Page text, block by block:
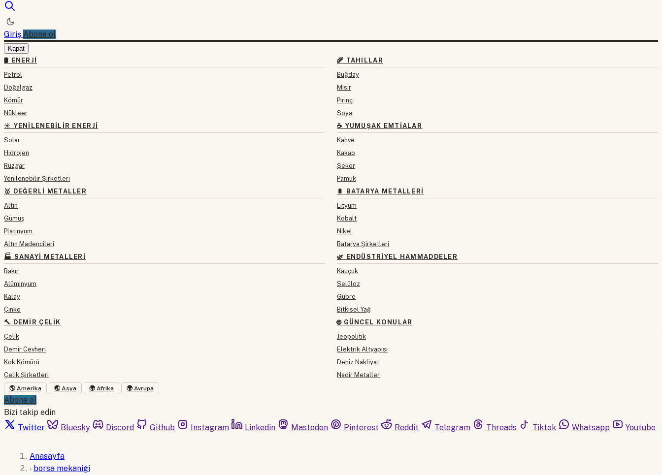
Giriş Abone ol
Kapat
🛢 ENERJI
Petrol
Doğalgaz
Kömür
Nükleer
☀️ YENILENEBILIR ENERJI
Solar
Hidrojen
Rüzgar
Yenilenebilir Şirketleri
🥇 DEĞERLI METALLER
Altın
Gümüş
Platinyum
Altın Madencileri
🏭 SANAYI METALLERI
Bakır
Alüminyum
Kalay
Çinko
🔨 DEMIR ÇELIK
Çelik
Demir Cevheri
Kok Kömürü
Çelik Şirketleri
🌾 TAHILLAR
Buğday
Mısır
Pirinç
Soya
☕ YUMUŞAK EMTIALAR
Kahve
Kakao
Şeker
Pamuk
🔋 BATARYA METALLERI
Lityum
Kobalt
Nikel
Batarya Şirketleri
🌿 ENDÜSTRIYEL HAMMADDELER
Kauçuk
Selüloz
Gübre
Bitkisel Yağ
🌐 GÜNCEL KONULAR
Jeopolitik
Elektrik Altyapısı
Deniz Nakliyat
Nadir Metaller
🌎 Amerika 🌏 Asya 🌍 Afrika 🌍 Avrupa
Abone ol
Bizi takip edin
Twitter
Bluesky Discord Github Instagram Linkedin Mastodon Pinterest Reddit Telegram Threads Tiktok Whatsapp Youtube
Anasayfa
› borsa mekaniği